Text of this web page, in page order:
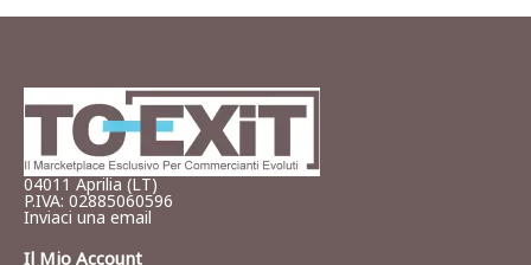
04011 Aprilia (LT)
P.IVA: 02885060596
Inviaci una email
Il Mio Account